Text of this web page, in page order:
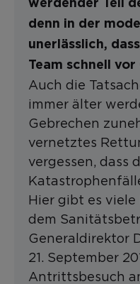
werdender Teil
denn in der
unerlässlich,
Team schnell
Auch die
immer älter
Gebrechen
vernetztes
vergessen, dass
Hier gibt es
dem
Generaldirektor
21. September
Antrittsbesuch